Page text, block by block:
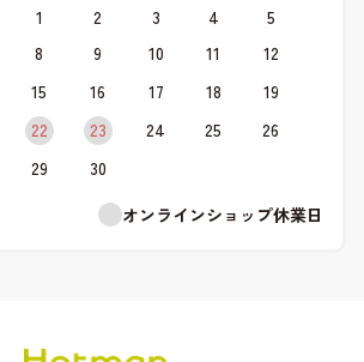
1 2 3 4
5
8 9 10 11
12
15 16 17 18
19
22 23 24 25
26
29
30
オンラインショップ休業日